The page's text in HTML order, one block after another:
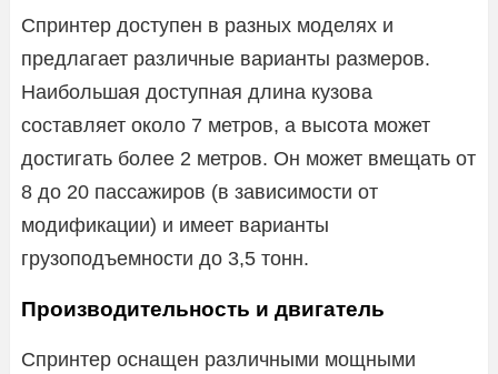
Спринтер доступен в разных моделях и
предлагает различные варианты размеров.
Наибольшая доступная длина кузова
составляет около 7 метров, а высота может
достигать более 2 метров. Он может вмещать от
8 до 20 пассажиров (в зависимости от
модификации) и имеет варианты
грузоподъемности до 3,5 тонн.
Производительность и двигатель
Спринтер оснащен различными мощными